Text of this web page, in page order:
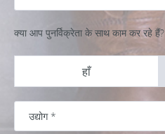
क्या आप पुनर्विक्रेता के साथ काम कर रहे हैं?
हाँ